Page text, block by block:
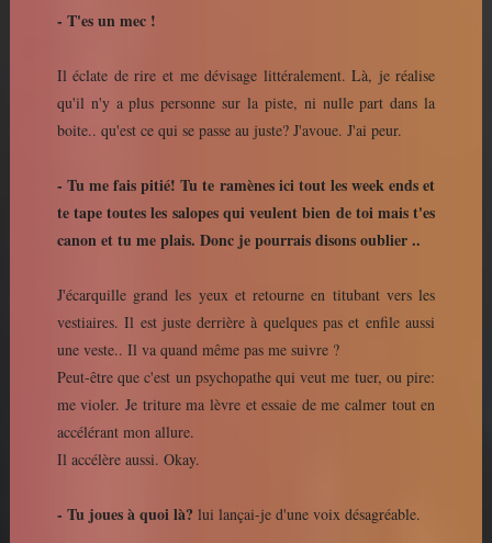
- T'es un mec !
Il éclate de rire et me dévisage littéralement. Là, je réalise
qu'il n'y a plus personne sur la piste, ni nulle part dans la
boite.. qu'est ce qui se passe au juste? J'avoue. J'ai peur.
- Tu me fais pitié! Tu te ramènes ici tout les week ends et
te tape toutes les salopes qui veulent bien de toi mais t'es
canon et tu me plais. Donc je pourrais disons oublier ..
J'écarquille grand les yeux et retourne en titubant vers les
vestiaires. Il est juste derrière à quelques pas et enfile aussi
une veste.. Il va quand même pas me suivre ?
Peut-être que c'est un psychopathe qui veut me tuer, ou pire:
me violer. Je triture ma lèvre et essaie de me calmer tout en
accélérant mon allure.
Il accélère aussi. Okay.
- Tu joues à quoi là? lui lançai-je d'une voix désagréable.